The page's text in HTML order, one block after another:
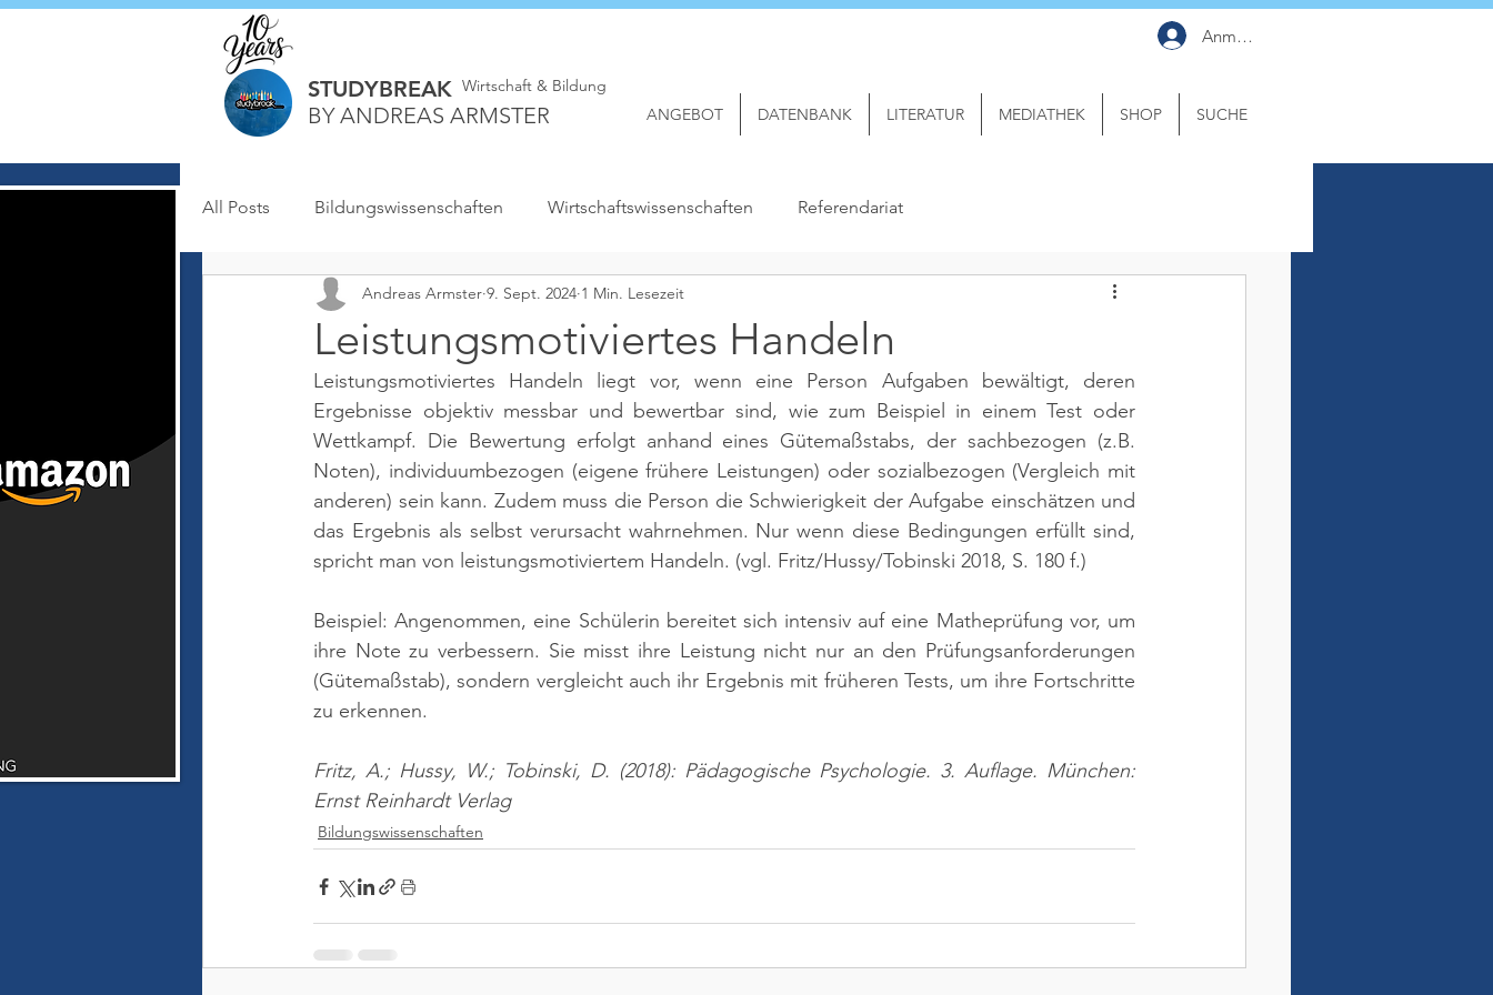
STUDYBREAK
BY ANDREAS ARMSTER
Wirtschaft & Bildung
Anmelden
ANGEBOT DATENBANK LITERATUR MEDIATHEK SHOP SUCHE
All Posts Bildungswissenschaften Wirtschaftswissenschaften Referendariat
Leistungsmotiviertes Handeln
Andreas Armster 9. Sept. 2024 1 Min. Lesezeit
Leistungsmotiviertes Handeln liegt vor, wenn eine Person Aufgaben bewältigt, deren
Ergebnisse objektiv messbar und bewertbar sind, wie zum Beispiel in einem Test oder
Wettkampf. Die Bewertung erfolgt anhand eines Gütemaßstabs, der sachbezogen (z.B.
Noten), individuumbezogen (eigene frühere Leistungen) oder sozialbezogen (Vergleich mit
anderen) sein kann. Zudem muss die Person die Schwierigkeit der Aufgabe einschätzen und
das Ergebnis als selbst verursacht wahrnehmen. Nur wenn diese Bedingungen erfüllt sind,
spricht man von leistungsmotiviertem Handeln. (vgl. Fritz/Hussy/Tobinski 2018, S. 180 f.)
Beispiel: Angenommen, eine Schülerin bereitet sich intensiv auf eine Matheprüfung vor, um
ihre Note zu verbessern. Sie misst ihre Leistung nicht nur an den Prüfungsanforderungen
(Gütemaßstab), sondern vergleicht auch ihr Ergebnis mit früheren Tests, um ihre Fortschritte
zu erkennen.
Fritz, A.; Hussy, W.; Tobinski, D. (2018): Pädagogische Psychologie. 3. Auflage. München:
Ernst Reinhardt Verlag
Bildungswissenschaften